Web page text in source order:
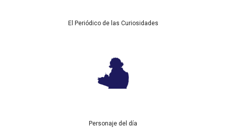
El Periódico de las Curiosidades
Personaje del día